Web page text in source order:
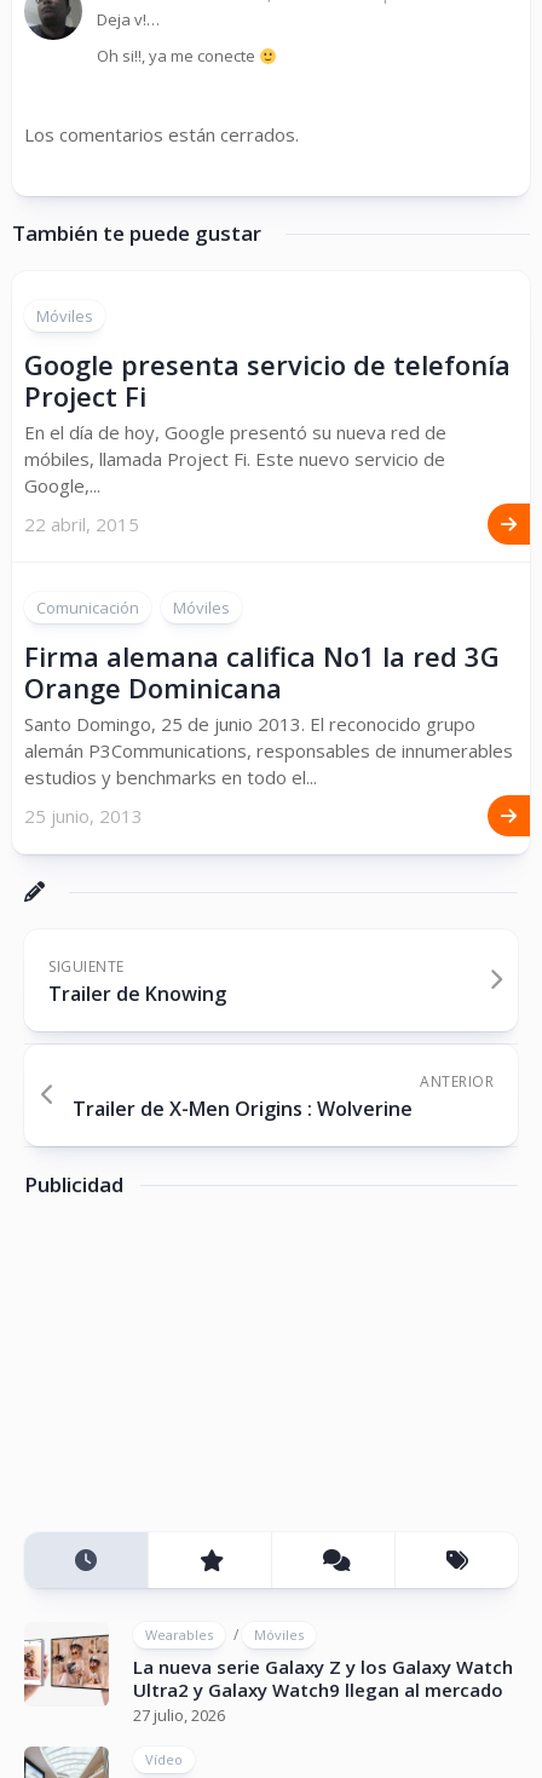
Deja v!…
Oh si!!, ya me conecte
Los comentarios están cerrados.
También te puede gustar
Móviles
Google presenta servicio de telefonía
Project Fi
En el día de hoy, Google presentó su nueva red de
móbiles, llamada Project Fi. Este nuevo servicio de
Google,...
22 abril, 2015
Comunicación Móviles
Firma alemana califica No1 la red 3G
Orange Dominicana
Santo Domingo, 25 de junio 2013. El reconocido grupo
alemán P3Communications, responsables de innumerables
estudios y benchmarks en todo el...
25 junio, 2013
SIGUIENTE
Trailer de Knowing
ANTERIOR
Trailer de X-Men Origins : Wolverine
Publicidad
Wearables / Móviles
La nueva serie Galaxy Z y los Galaxy Watch
Ultra2 y Galaxy Watch9 llegan al mercado
27 julio, 2026
Vídeo